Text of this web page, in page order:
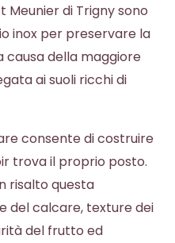
di Trigny sono
inox per preservare la
causa della maggiore
ai suoli ricchi di
consente di costruire
trova il proprio posto.
risalto questa
del calcare, texture dei
del frutto ed